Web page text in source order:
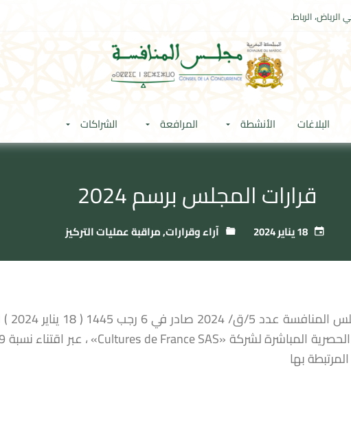
الرياض، الرباط.
البلاغات الأنشطة المرافعة الشراكات
قرارات المجلس برسم 2024
آراء وقرارات,مراقبة عمليات التركيز
بها